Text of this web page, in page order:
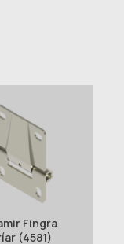
Fingra
(4581)